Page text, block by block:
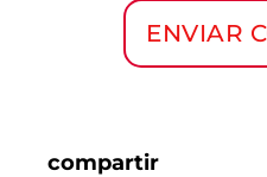
ENVIAR
compartir